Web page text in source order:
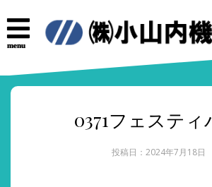
ン
テ
ン
menu
0371フェスティ
投稿日：2024年7月18日